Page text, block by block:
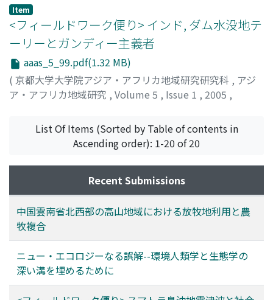
小河, 久志
Item
<フィールドワーク便り> インド, ダム水没地テ
ーリーとガンディー主義者
aaas_5_99.pdf(1.32 MB)
( 京都大学大学院アジア・アフリカ地域研究研究科 , アジ
ア・アフリカ地域研究 , Volume 5 , Issue 1 , 2005 ,
石坂, 晋哉 ;ISHIZAKA, Shinya
List Of Items (Sorted by Table of contents in
Ascending order): 1-20 of 20
Recent Submissions
中国雲南省北西部の高山地域における放牧地利用と農
牧複合
ニュー・エコロジーなる誤解--環境人類学と生態学の
深い溝を埋めるために